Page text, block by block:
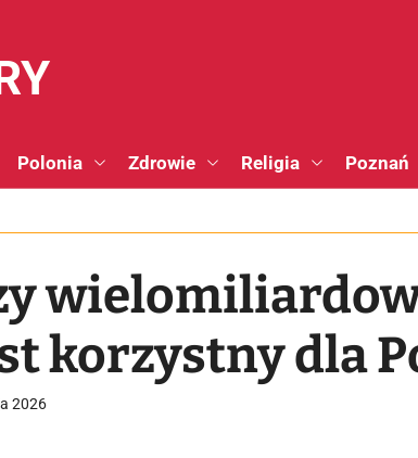
Polonia Zdrowie Religia Poznań
korzystny dla
2026